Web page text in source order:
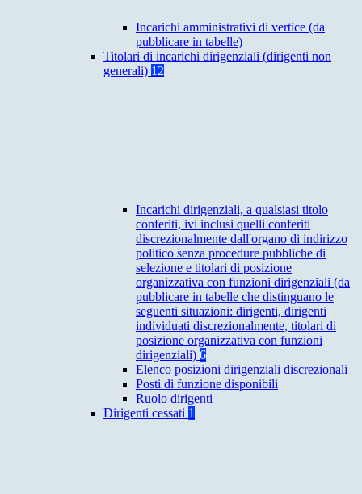
Incarichi amministrativi di vertice (da
pubblicare in tabelle)
Titolari di incarichi dirigenziali (dirigenti non
generali) 12
Incarichi dirigenziali, a qualsiasi titolo
conferiti, ivi inclusi quelli conferiti
discrezionalmente dall'organo di indirizzo
politico senza procedure pubbliche di
selezione e titolari di posizione
organizzativa con funzioni dirigenziali (da
pubblicare in tabelle che distinguano le
seguenti situazioni: dirigenti, dirigenti
individuati discrezionalmente, titolari di
posizione organizzativa con funzioni
dirigenziali) 6
Elenco posizioni dirigenziali discrezionali
Posti di funzione disponibili
Ruolo dirigenti
Dirigenti cessati 1